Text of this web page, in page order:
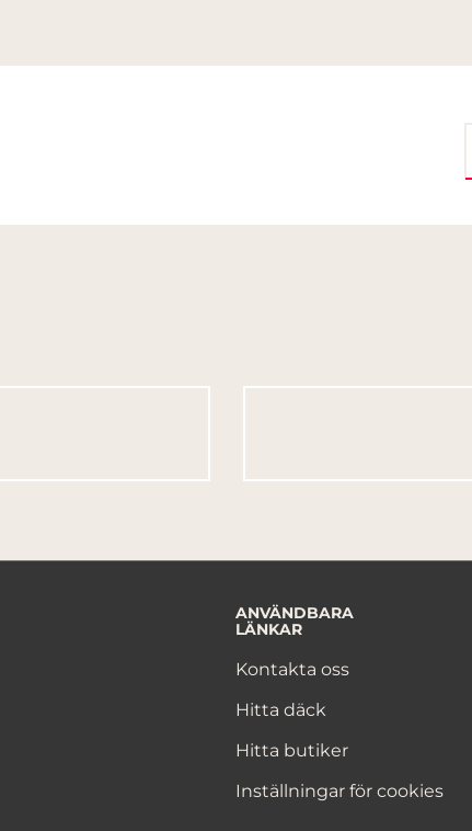
ANVÄNDBARA
LÄNKAR
Kontakta oss
Hitta däck
Hitta butiker
Inställningar för cookies